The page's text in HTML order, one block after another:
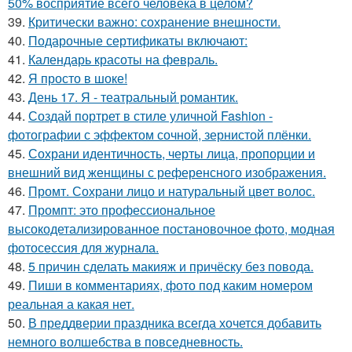
39. Критически важно: сохранение внешности.
40. Подарочные сертификаты включают:
41. Календарь красоты на февраль.
42. Я просто в шоке!
43. День 17. Я - театральный романтик.
44. Создай портрет в стиле уличной Fashion -
фотографии с эффектом сочной, зернистой плёнки.
45. Сохрани идентичность, черты лица, пропорции и
внешний вид женщины с референсного изображения.
46. Промт. Сохрани лицо и натуральный цвет волос.
47. Промпт: это профессиональное
высокодетализированное постановочное фото, модная
фотосессия для журнала.
48. 5 причин сделать макияж и причёску без повода.
49. Пиши в комментариях, фото под каким номером
реальная а какая нет.
50. В преддверии праздника всегда хочется добавить
немного волшебства в повседневность.